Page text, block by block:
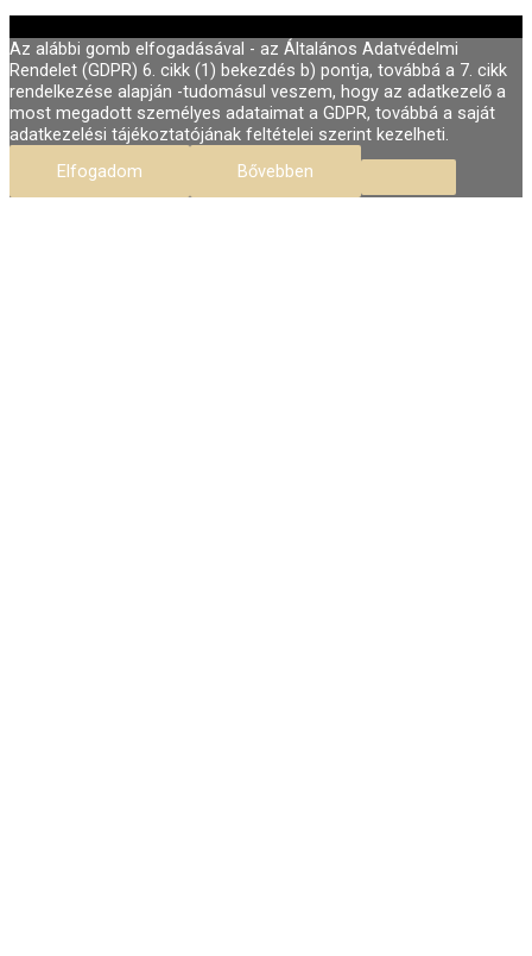
Az alábbi gomb elfogadásával - az Általános Adatvédelmi
Rendelet (GDPR) 6. cikk (1) bekezdés b) pontja, továbbá a 7. cikk
rendelkezése alapján -tudomásul veszem, hogy az adatkezelő a
most megadott személyes adataimat a GDPR, továbbá a saját
adatkezelési tájékoztatójának feltételei szerint kezelheti.
Elfogadom
Bővebben